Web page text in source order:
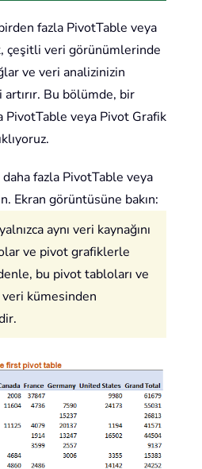
fazla PivotTable veya
çeşitli veri görünümlerinde
ve veri analizinizin
artırır. Bu bölümde, bir
veya Pivot Grafik
fazla PivotTable veya
Ekran görüntüsüne bakın:
aynı veri kaynağını
ve pivot grafiklerle
bu pivot tabloları ve
kümesinden